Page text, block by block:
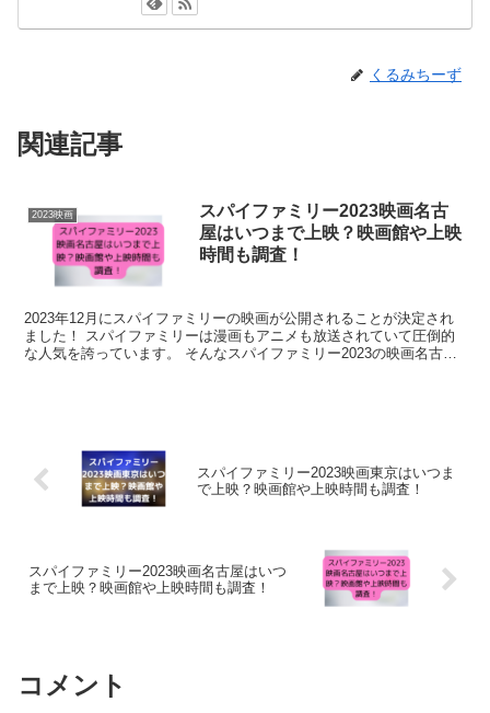
くるみちーず
関連記事
2023映画
スパイファミリー2023映画名古
屋はいつまで上映？映画館や上映
時間も調査！
2023年12月にスパイファミリーの映画が公開されることが決定され
ました！ スパイファミリーは漫画もアニメも放送されていて圧倒的
な人気を誇っています。 そんなスパイファミリー2023の映画名古屋
スパイファミリー2023映画東京はいつま
で上映？映画館や上映時間も調査！
スパイファミリー2023映画名古屋はいつ
まで上映？映画館や上映時間も調査！
コメント